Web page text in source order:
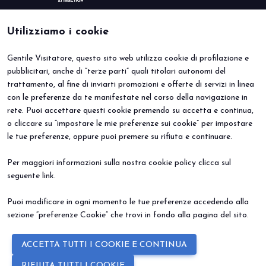
Utilizziamo i cookie
Gentile Visitatore, questo sito web utilizza cookie di profilazione e
pubblicitari, anche di “terze parti” quali titolari autonomi del
trattamento, al fine di inviarti promozioni e offerte di servizi in linea
con le preferenze da te manifestate nel corso della navigazione in
rete. Puoi accettare questi cookie premendo su accetta e continua,
o cliccare su “impostare le mie preferenze sui cookie” per impostare
le tue preferenze, oppure puoi premere su rifiuta e continuare.
Per maggiori informazioni sulla nostra cookie policy clicca sul
seguente link.
Puoi modificare in ogni momento le tue preferenze accedendo alla
sezione “preferenze Cookie” che trovi in fondo alla pagina del sito.
ACCETTA TUTTI I COOKIE E CONTINUA
BEER&FOOD ATTRACTION
Edizione 2027
Settori espositivi
Contatti
VISITA
Perché visitare
Info utili
Area riservata
ESPONI
Perché esporre
Prenota il tuo stand
EVENTI
Eventi e progetti speciali
© 2026ITALIAN EXHIBITION GROUP SpA - Via Emilia 155, 47921 Rimini
52.214.897 i.v. -Copyright & disclaimer